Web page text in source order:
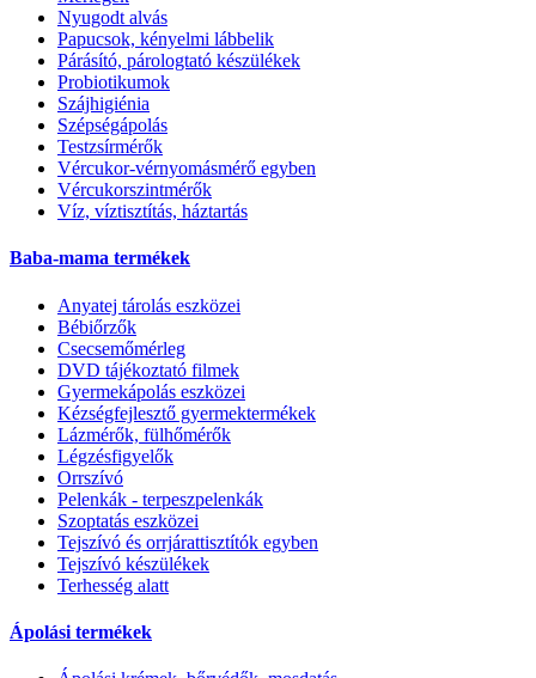
Nyugodt alvás
Papucsok, kényelmi lábbelik
Párásító, párologtató készülékek
Probiotikumok
Szájhigiénia
Szépségápolás
Testzsírmérők
Vércukor-vérnyomásmérő egyben
Vércukorszintmérők
Víz, víztisztítás, háztartás
Baba-mama termékek
Anyatej tárolás eszközei
Bébiőrzők
Csecsemőmérleg
DVD tájékoztató filmek
Gyermekápolás eszközei
Kézségfejlesztő gyermektermékek
Lázmérők, fülhőmérők
Légzésfigyelők
Orrszívó
Pelenkák - terpeszpelenkák
Szoptatás eszközei
Tejszívó és orrjárattisztítók egyben
Tejszívó készülékek
Terhesség alatt
Ápolási termékek